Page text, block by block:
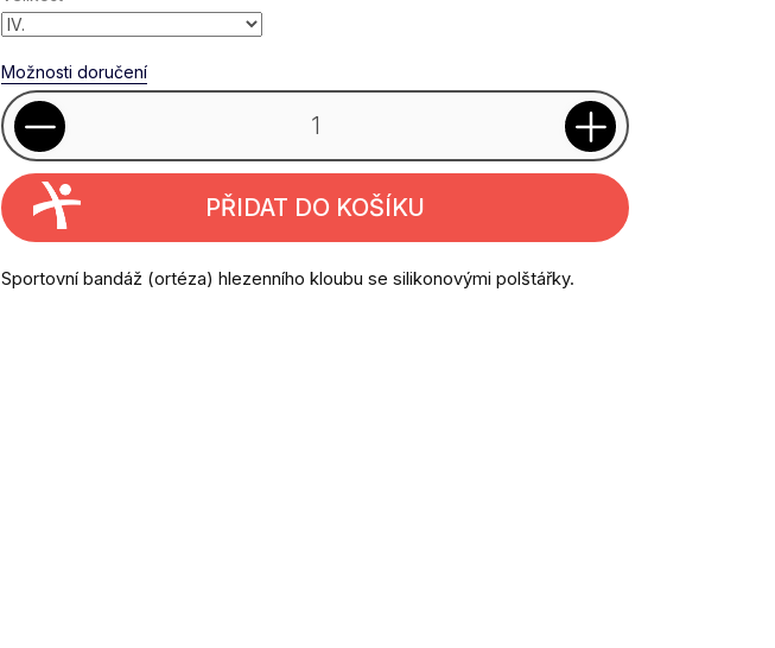
Možnosti doručení
PŘIDAT DO KOŠÍKU
Sportovní bandáž (ortéza) hlezenního kloubu se silikonovými polštářky.